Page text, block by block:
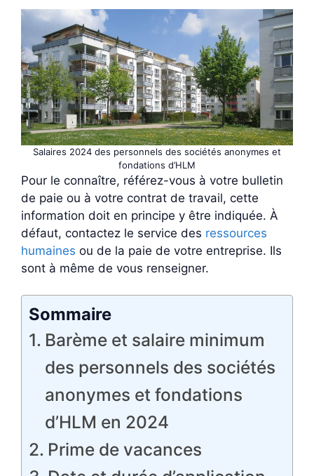
Salaires 2024 des personnels des sociétés anonymes et
fondations d’HLM
Pour le connaître, référez-vous à votre bulletin
de paie ou à votre contrat de travail, cette
information doit en principe y être indiquée. À
défaut, contactez le service des ressources
humaines ou de la paie de votre entreprise. Ils
sont à même de vous renseigner.
Sommaire
Barème et salaire minimum
des personnels des sociétés
anonymes et fondations
d’HLM en 2024
Prime de vacances